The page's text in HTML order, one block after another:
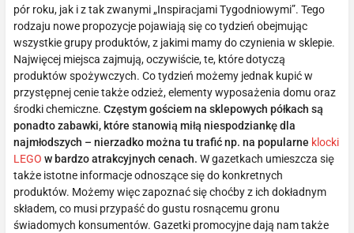
pór roku, jak i z tak zwanymi „Inspiracjami Tygodniowymi”. Tego
rodzaju nowe propozycje pojawiają się co tydzień obejmując
wszystkie grupy produktów, z jakimi mamy do czynienia w sklepie.
Najwięcej miejsca zajmują, oczywiście, te, które dotyczą
produktów spożywczych. Co tydzień możemy jednak kupić w
przystępnej cenie także odzież, elementy wyposażenia domu oraz
środki chemiczne. Częstym gościem na sklepowych półkach są
ponadto zabawki, które stanowią miłą niespodziankę dla
najmłodszych – nierzadko można tu trafić np. na popularne klocki
LEGO w bardzo atrakcyjnych cenach. W gazetkach umieszcza się
także istotne informacje odnoszące się do konkretnych
produktów. Możemy więc zapoznać się choćby z ich dokładnym
składem, co musi przypaść do gustu rosnącemu gronu
świadomych konsumentów. Gazetki promocyjne dają nam także